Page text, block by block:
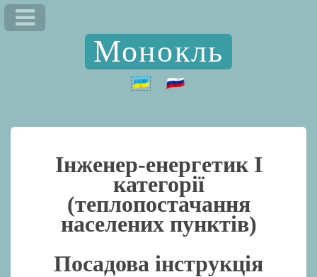
Монокль
Інженер-енергетик I
категорії
(теплопостачання
населених пунктів)
Посадова інструкція